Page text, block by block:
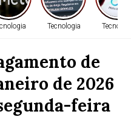
Tecnologia
de
de 2026
feira